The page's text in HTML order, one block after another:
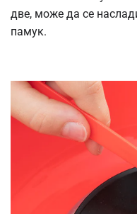
две, може да се
памук.